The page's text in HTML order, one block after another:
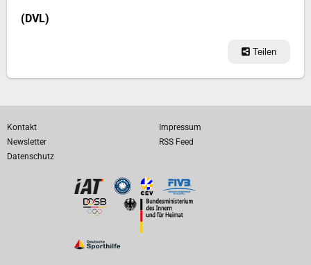
(DVL)
Teilen
Kontakt
Impressum
Newsletter
RSS Feed
Datenschutz